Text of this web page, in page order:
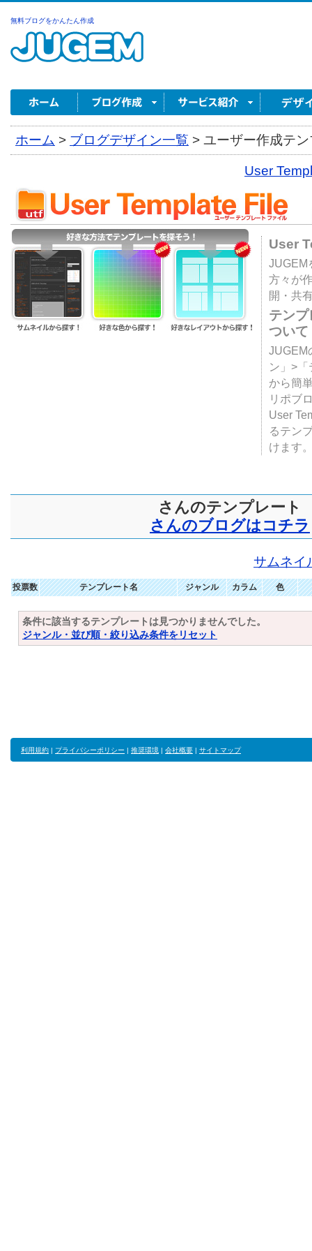
無料ブログをかんたん作成
ホーム > ブログデザイン一覧 > ユーザー作成テ
User
User
JUGEM
方々が
開・共
テン
ついて
JUGEM
ン」>
から簡
リポブ
User
るテン
けます
さんのテンプレート
さんのブログはコチラ
サムネイ
投票数 テンプレート名 ジャンル カラム 色
条件に該当するテンプレートは見つかりませんでした。
ジャンル・並び順・絞り込み条件をリセット
利用規約 | プライバシーポリシー | 推奨環境 | 会社概要 | サイトマップ